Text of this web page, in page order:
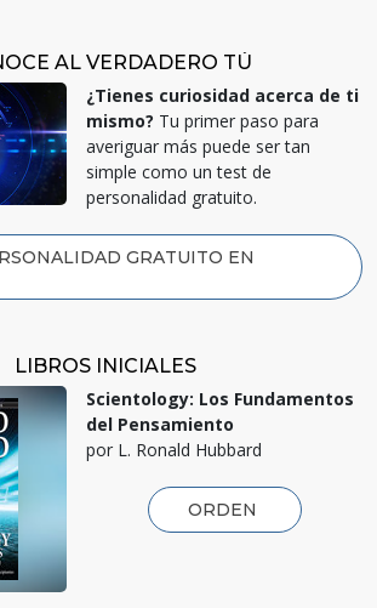
AL VERDADERO TÚ
¿Tienes curiosidad acerca de ti
mismo? Tu primer paso para
averiguar más puede ser tan
simple como un test de
personalidad gratuito.
GRATUITO EN
LIBROS INICIALES
Scientology: Los Fundamentos
del Pensamiento
por L. Ronald Hubbard
ORDEN